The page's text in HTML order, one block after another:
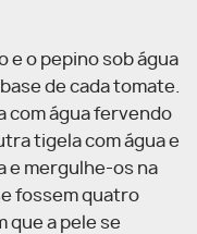
e o pepino sob água
de cada tomate.
com água fervendo
tigela com água e
e mergulhe-os na
fossem quatro
que a pele se